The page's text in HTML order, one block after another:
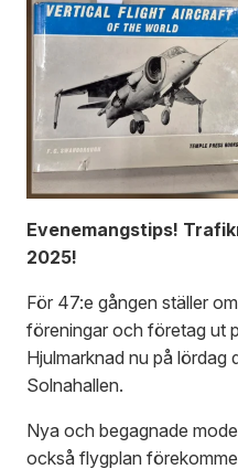
Evenemangstips!
2025!
För 47:e gången ställer
föreningar och företag ut
Hjulmarknad nu på lördag
Solnahallen.
Nya och begagnade
också flygplan